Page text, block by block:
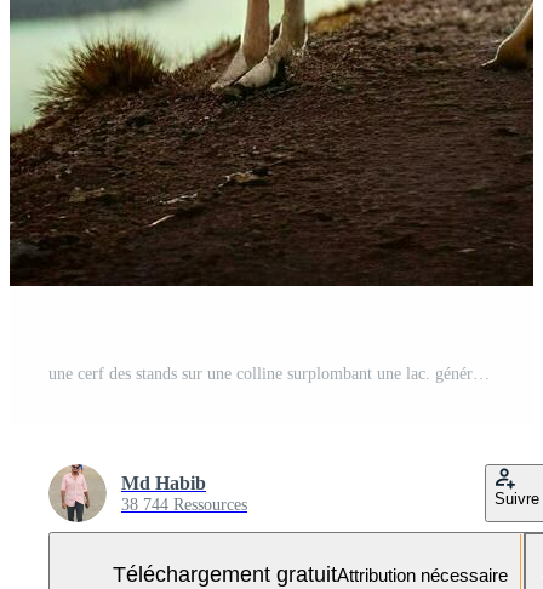
Md Habib
38 744 Ressources Suivre
Téléchargement gratuitAttribution nécessaire